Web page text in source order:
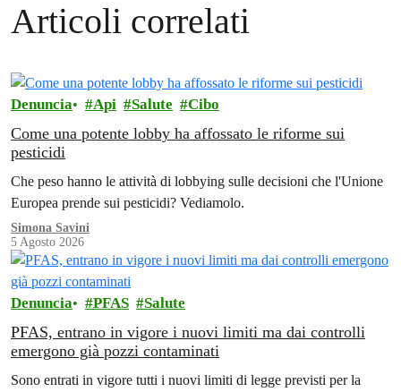
Articoli correlati
Denuncia Api Salute Cibo
Come una potente lobby ha affossato le riforme sui
pesticidi
Che peso hanno le attività di lobbying sulle decisioni che l'Unione
Europea prende sui pesticidi? Vediamolo.
Simona Savini
5 Agosto 2026
Denuncia PFAS Salute
PFAS, entrano in vigore i nuovi limiti ma dai controlli
emergono già pozzi contaminati
Sono entrati in vigore tutti i nuovi limiti di legge previsti per la